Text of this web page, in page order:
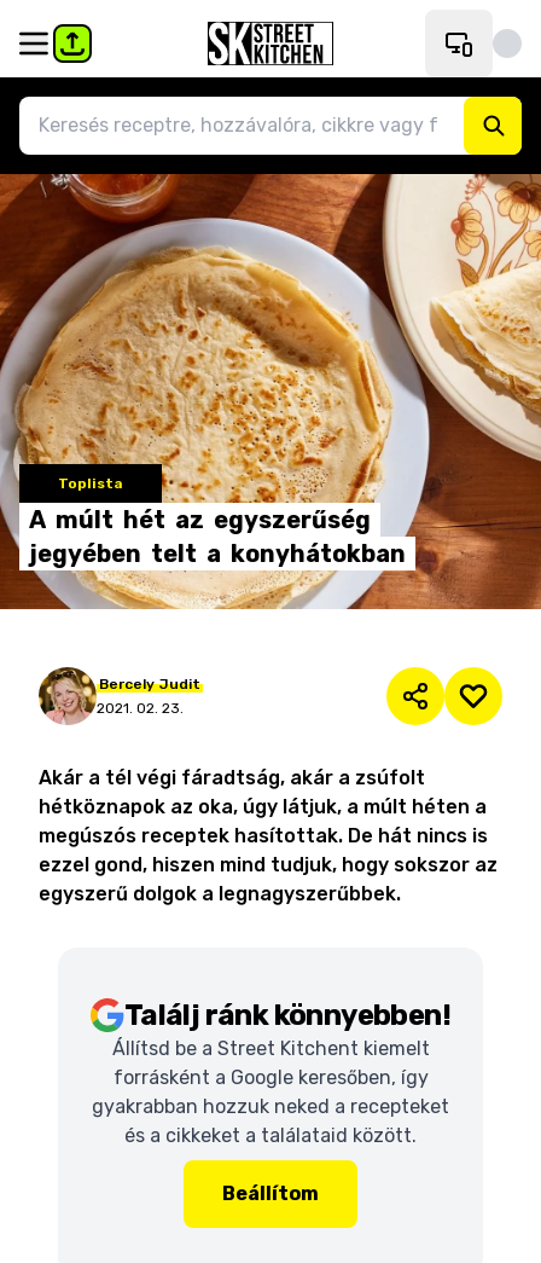
Toplista
A múlt hét az egyszerűség
jegyében telt a konyhátokban
Bercely Judit
2021. 02. 23.
Akár a tél végi fáradtság, akár a zsúfolt
hétköznapok az oka, úgy látjuk, a múlt héten a
megúszós receptek hasítottak. De hát nincs is
ezzel gond, hiszen mind tudjuk, hogy sokszor az
egyszerű dolgok a legnagyszerűbbek.
Találj ránk könnyebben!
Állítsd be a Street Kitchent kiemelt
forrásként a Google keresőben, így
gyakrabban hozzuk neked a recepteket
és a cikkeket a találataid között.
Beállítom